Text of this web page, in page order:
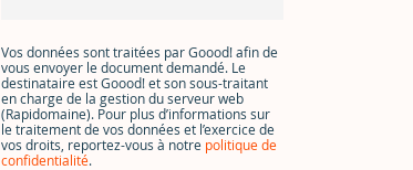
Vos données sont traitées par Goood! afin de
vous envoyer le document demandé. Le
destinataire est Goood! et son sous-traitant
en charge de la gestion du serveur web
(Rapidomaine). Pour plus d’informations sur
le traitement de vos données et l’exercice de
vos droits, reportez-vous à notre politique de
confidentialité.